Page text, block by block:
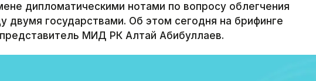
дипломатическими нотами по вопросу облегчения
двумя государствами. Об этом сегодня на брифинге
МИД РК Алтай Абибуллаев.